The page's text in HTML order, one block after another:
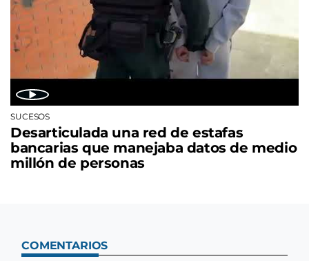
SUCESOS
Desarticulada una red de estafas
bancarias que manejaba datos de medio
millón de personas
COMENTARIOS